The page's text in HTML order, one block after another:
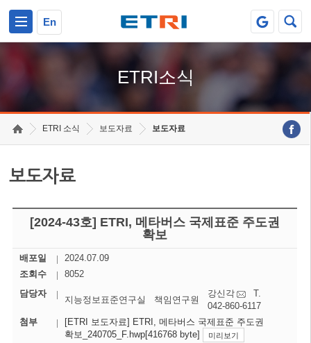
En
ETRI소식
ETRI 소식 보도자료 보도자료
보도자료
[2024-43호] ETRI, 메타버스 국제표준 주도권
확보
배포일
2024.07.09
조회수
8052
담당자
지능정보표준연구실 책임연구원
강신각
T.
042-860-6117
첨부
[ETRI 보도자료] ETRI, 메타버스 국제표준 주도권
확보_240705_F.hwp[416768 byte]
미리보기